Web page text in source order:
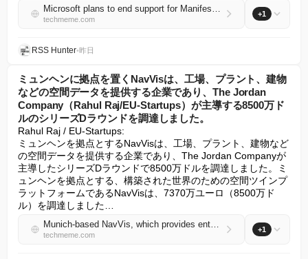
Microsoft plans to end support for Manifest V2 extensions in Edge starting this month, following Google Chrome, and for enterprise users in early 2027 (Stevie Bonifield/The Verge)
techmeme.com
+1
RSS Hunter•昨日
ミュンヘンに拠点を置くNavVisは、工場、プラント、建物
などの空間データを提供する企業であり、The Jordan
Company（Rahul Raj/EU-Startups）が主導する8500万ド
ルのシリーズDラウンドを調達しました。
Rahul Raj / EU-Startups:
ミュンヘンを拠点とするNavVisは、工場、プラント、建物など
の空間データを提供する企業であり、The Jordan Companyが
主導したシリーズDラウンドで8500万ドルを調達しました。ミ
ュンヘンを拠点とする、構築された世界のための空間ツインプ
ラットフォームであるNavVisは、7370万ユーロ（8500万ド
ル）を調達しました…
Munich-based NavVis, which provides enterprises with spatial data on factories, plants, buildings, and more, raised an $85M Series D led by The Jordan Company (Rahul Raj/EU-Startups)
techmeme.com
+1